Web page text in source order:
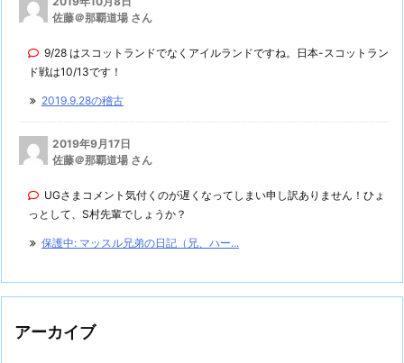
佐藤＠那覇道場 さん
9/28 はスコットランドでなくアイルランドですね。日本-スコットラン
ド戦は10/13です！
2019.9.28の稽古
2019年9月17日
佐藤＠那覇道場 さん
UGさまコメント気付くのが遅くなってしまい申し訳ありません！ひょ
っとして、S村先輩でしょうか？
保護中: マッスル兄弟の日記（兄、ハー...
アーカイブ